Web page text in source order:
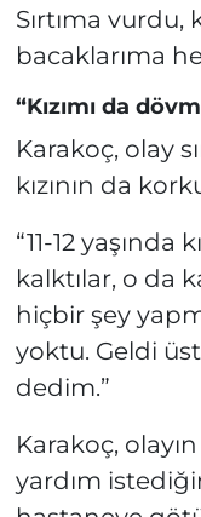
Sırtıma vurdu,
bacaklarıma
“Kızımı da
Karakoç, olay
kızının da
“11-12 yaşında
kalktılar, o da
hiçbir şey
yoktu. Geldi
dedim.”
Karakoç,
yardım